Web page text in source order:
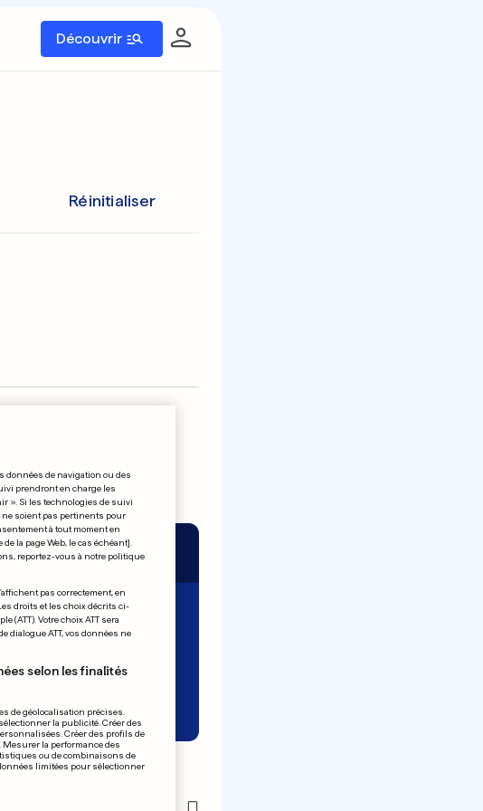
Découvrir
Réinitialiser
à tous
données de navigation ou des
prendront en charge les
». Si les technologies de suivi
soient pas pertinents pour
à tout moment en
la page Web, le cas échéant].
reportez-vous à notre politique
pas correctement, en
droits et les choix décrits ci-
(ATT). Votre choix ATT sera
dialogue ATT, vos données ne
selon les finalités
de géolocalisation précises.
la publicité. Créer des
Créer des profils de
la performance des
ou de combinaisons de
limitées pour sélectionner